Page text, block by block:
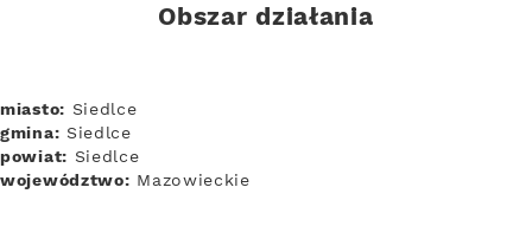
Obszar działania
miasto: Siedlce
gmina: Siedlce
powiat: Siedlce
województwo: Mazowieckie